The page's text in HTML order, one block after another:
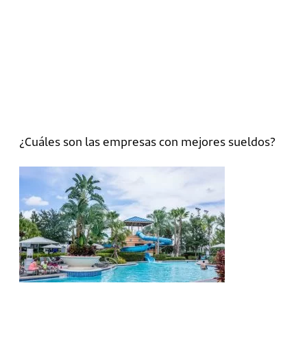
¿Cuáles son las empresas con mejores sueldos?